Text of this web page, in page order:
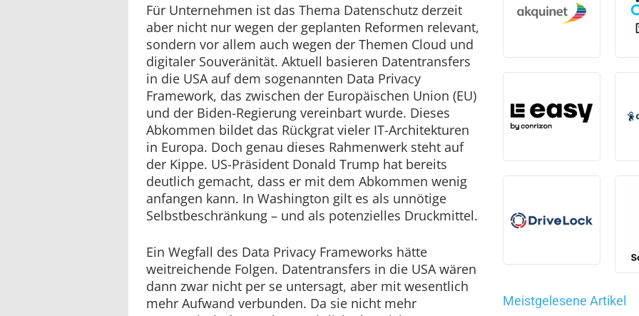
Für Unternehmen ist das Thema Datenschutz derzeit
aber nicht nur wegen der geplanten Reformen relevant,
sondern vor allem auch wegen der Themen Cloud und
digitaler Souveränität. Aktuell basieren Datentransfers
in die USA auf dem sogenannten Data Privacy
Framework, das zwischen der Europäischen Union (EU)
und der Biden-Regierung vereinbart wurde. Dieses
Abkommen bildet das Rückgrat vieler IT-Architekturen
in Europa. Doch genau dieses Rahmenwerk steht auf
der Kippe. US-Präsident Donald Trump hat bereits
deutlich gemacht, dass er mit dem Abkommen wenig
anfangen kann. In Washington gilt es als unnötige
Selbstbeschränkung – und als potenzielles Druckmittel.
Ein Wegfall des Data Privacy Frameworks hätte
weitreichende Folgen. Datentransfers in die USA wären
dann zwar nicht per se untersagt, aber mit wesentlich
mehr Aufwand verbunden. Da sie nicht mehr
Meistgelesene Artikel